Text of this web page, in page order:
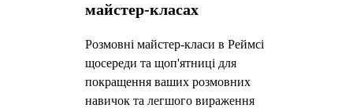
майстер-класах
Розмовні майстер-класи в Реймсі
щосереди та щоп'ятниці для
покращення ваших розмовних
навичок та легшого вираження